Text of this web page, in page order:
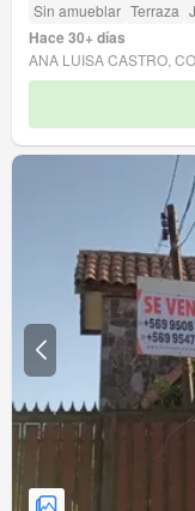
Sin amueblar Terraza
Hace 30+ días
ANA LUISA CASTRO,